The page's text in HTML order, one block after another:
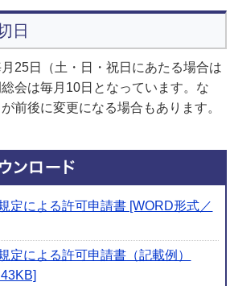
日
25日（土・日・祝日にあたる場合は
会は毎月10日となっています。な
前後に変更になる場合もあります。
定による許可申請書 [WORD形式／
定による許可申請書（記載例）